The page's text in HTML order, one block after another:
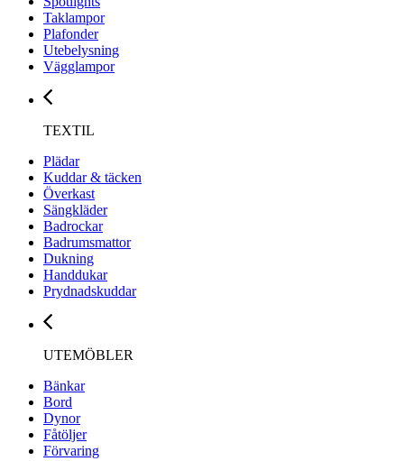
Taklampor
Plafonder
Utebelysning
Vägglampor
TEXTIL
Plädar
Kuddar & täcken
Överkast
Sängkläder
Badrockar
Badrumsmattor
Dukning
Handdukar
Prydnadskuddar
UTEMÖBLER
Bänkar
Bord
Dynor
Fåtöljer
Förvaring